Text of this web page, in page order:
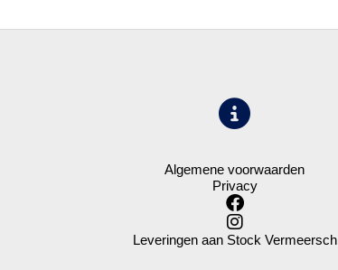
Algemene voorwaarden
Privacy
Leveringen aan Stock Vermeersch